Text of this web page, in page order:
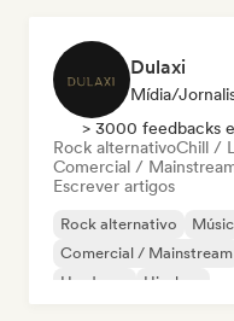
Dulaxi
Mídia/
> 3000 feedbacks
Rock alternativoChill /
Comercial /
Escrever artigos
Rock alternativo
Comercial / Mainstream
Hardcore
Hip-hop